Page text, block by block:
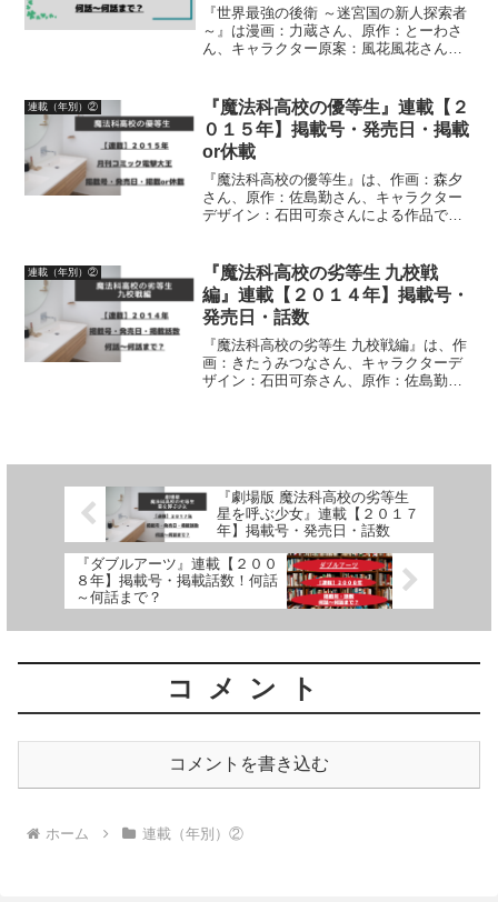
『世界最強の後衛 ～迷宮国の新人探索者
～』は漫画：力蔵さん、原作：とーわさ
ん、キャラクター原案：風花風花さんに
しています
連載（年別）②
『魔法科高校の優等生』連載【２
０１５年】掲載号・発売日・掲載
or休載
『魔法科高校の優等生』は、作画：森夕
さん、原作：佐島勤さん、キャラクター
デザイン：石田可奈さんによる作品で
or休載について、詳しく紹介しています
連載（年別）②
『魔法科高校の劣等生 九校戦
編』連載【２０１４年】掲載号・
発売日・話数
『魔法科高校の劣等生 九校戦編』は、作
画：きたうみつなさん、キャラクターデ
ザイン：石田可奈さん、原作：佐島勤さ
『劇場版 魔法科高校の劣等生
星を呼ぶ少女』連載【２０１７
年】掲載号・発売日・話数
『ダブルアーツ』連載【２００
８年】掲載号・掲載話数！何話
～何話まで？
コメント
コメントを書き込む
ホーム 連載（年別）②